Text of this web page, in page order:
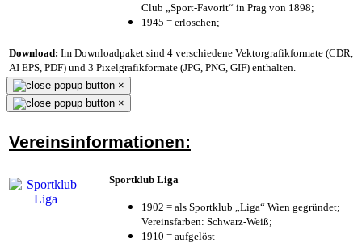
Club „Sport-Favorit“ in Prag von 1898;
1945 = erloschen;
Download: Im Downloadpaket sind 4 verschiedene Vektorgrafikformate (CDR,
AI EPS, PDF) und 3 Pixelgrafikformate (JPG, PNG, GIF) enthalten.
×
×
Vereinsinformationen:
Sportklub Liga
1902 = als Sportklub „Liga“ Wien gegründet;
Vereinsfarben: Schwarz-Weiß;
1910 = aufgelöst